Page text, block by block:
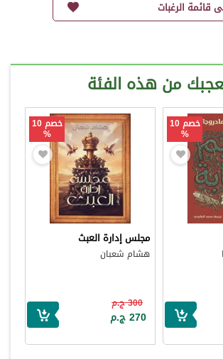
قائمة الرغبات
من هذه الفئة
خصم 10
%
خصم 10
%
مجلس إدارة العبث
هشام شعبان
300 ج.م
270 ج.م